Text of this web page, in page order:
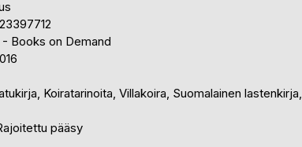
Books on Demand
Koiratarinoita, Villakoira, Suomalainen lastenkirja,
pääsy